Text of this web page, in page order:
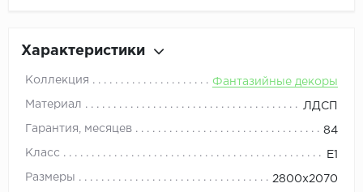
Характеристики
Коллекция Фантазийные декоры
Материал ЛДСП
Гарантия, месяцев 84
Класс E1
Размеры 2800x2070